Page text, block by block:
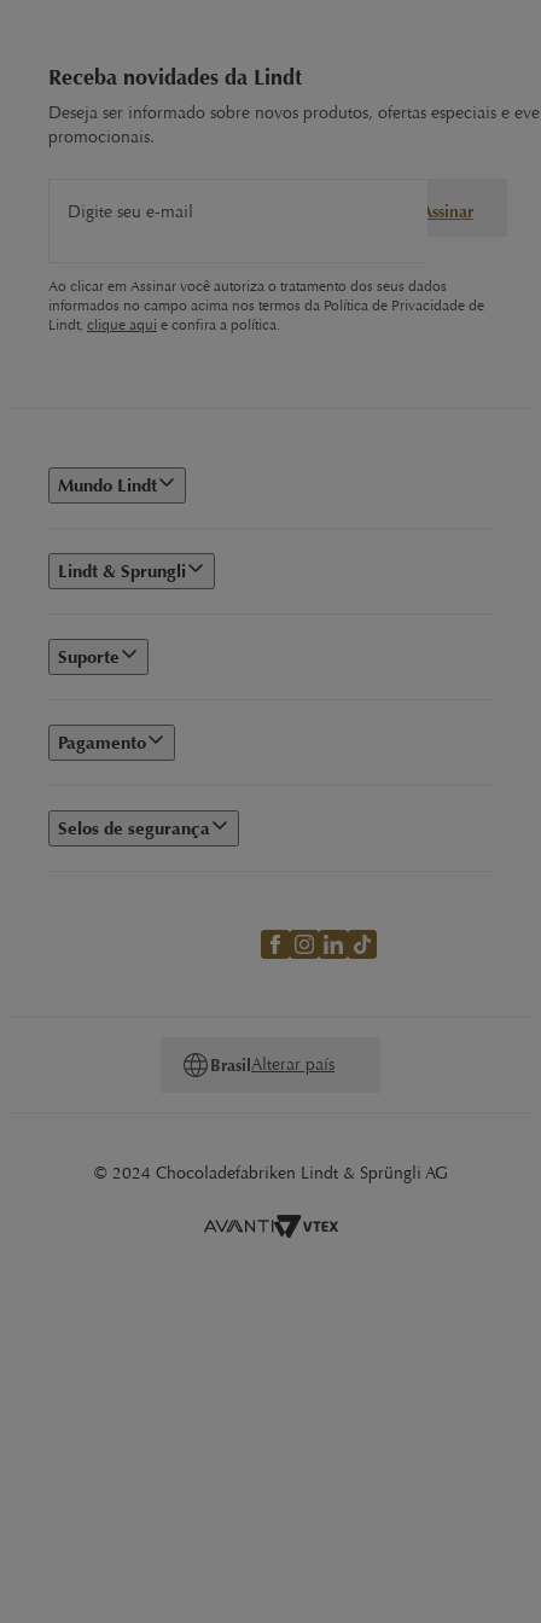
Receba novidades da Lindt
Deseja ser informado sobre novos produtos, ofertas especiais e
promocionais.
Digite seu e-mail Assinar
Ao clicar em Assinar você autoriza o tratamento dos seus dados
informados no campo acima nos termos da Política de Privacidade de
Lindt, clique aqui e confira a política.
Mundo Lindt
Lindt & Sprungli
Suporte
Pagamento
Selos de segurança
BrasilAlterar país
© 2024 Chocoladefabriken Lindt & Sprüngli AG